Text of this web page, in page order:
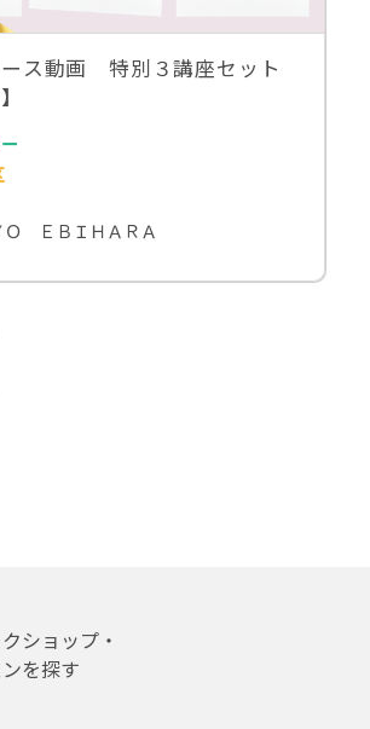
ス動画 特別３講座セット
Ｏ ＥＢＩＨＡＲＡ
ショップ・
を探す